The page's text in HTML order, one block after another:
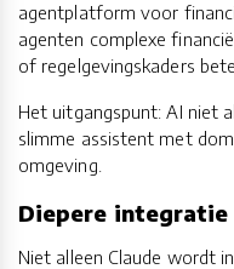
agentplatform voor
agenten complexe
of regelgevingskaders
Het uitgangspunt: AI niet
slimme assistent met
omgeving.
Diepere integratie
Niet alleen Claude wordt